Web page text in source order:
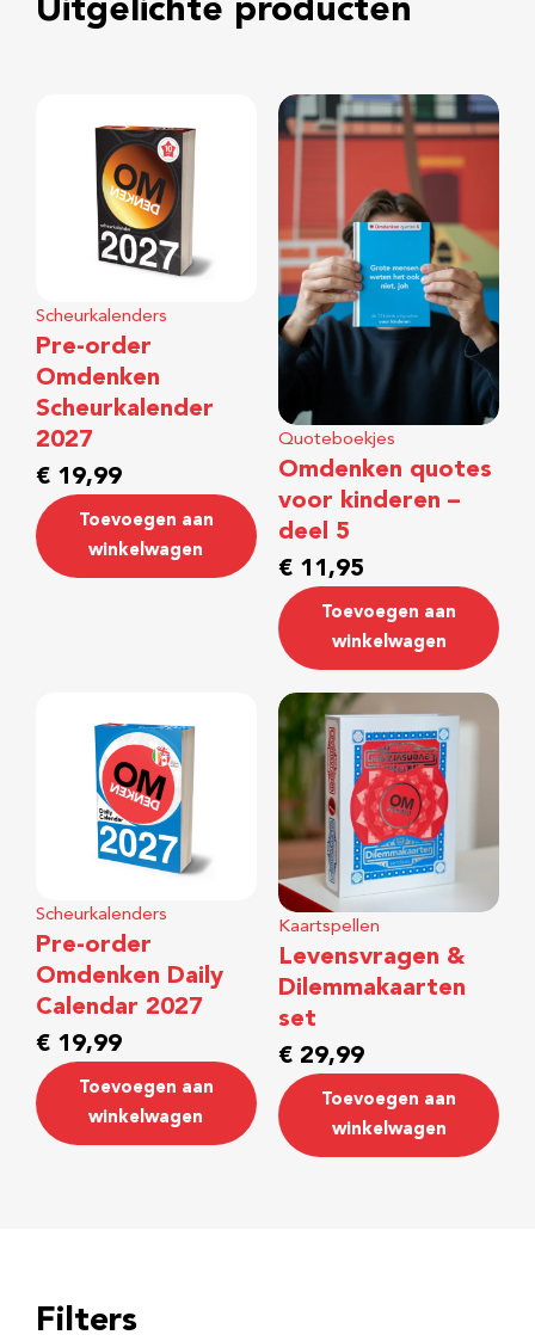
Uitgelichte producten
Scheurkalenders
Pre-order
Omdenken
Scheurkalender
2027
€ 19,99
Toevoegen aan
winkelwagen
Quoteboekjes
Omdenken quotes
voor kinderen –
deel 5
€ 11,95
Toevoegen aan
winkelwagen
Scheurkalenders
Pre-order
Omdenken Daily
Calendar 2027
€ 19,99
Toevoegen aan
winkelwagen
Kaartspellen
Levensvragen &
Dilemmakaarten
set
€ 29,99
Toevoegen aan
winkelwagen
Filters